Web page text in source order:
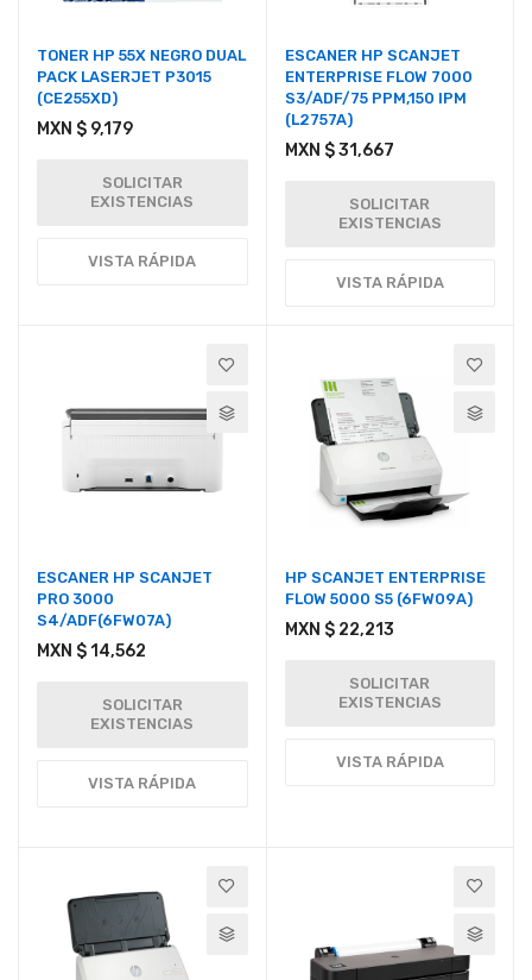
TONER HP 55X NEGRO DUAL
PACK LASERJET P3015
(CE255XD)
MXN $ 9,179
SOLICITAR
EXISTENCIAS
VISTA RÁPIDA
ESCANER HP SCANJET
ENTERPRISE FLOW 7000
S3/ADF/75 PPM,150 IPM
(L2757A)
MXN $ 31,667
SOLICITAR
EXISTENCIAS
VISTA RÁPIDA
ESCANER HP SCANJET
PRO 3000
S4/ADF(6FW07A)
MXN $ 14,562
SOLICITAR
EXISTENCIAS
VISTA RÁPIDA
HP SCANJET ENTERPRISE
FLOW 5000 S5 (6FW09A)
MXN $ 22,213
SOLICITAR
EXISTENCIAS
VISTA RÁPIDA